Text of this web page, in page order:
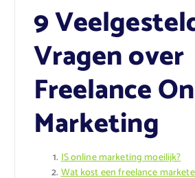
9
Vragen over
Freelance
Marketing
IS online marketing moeilijk?
Wat kost een freelance